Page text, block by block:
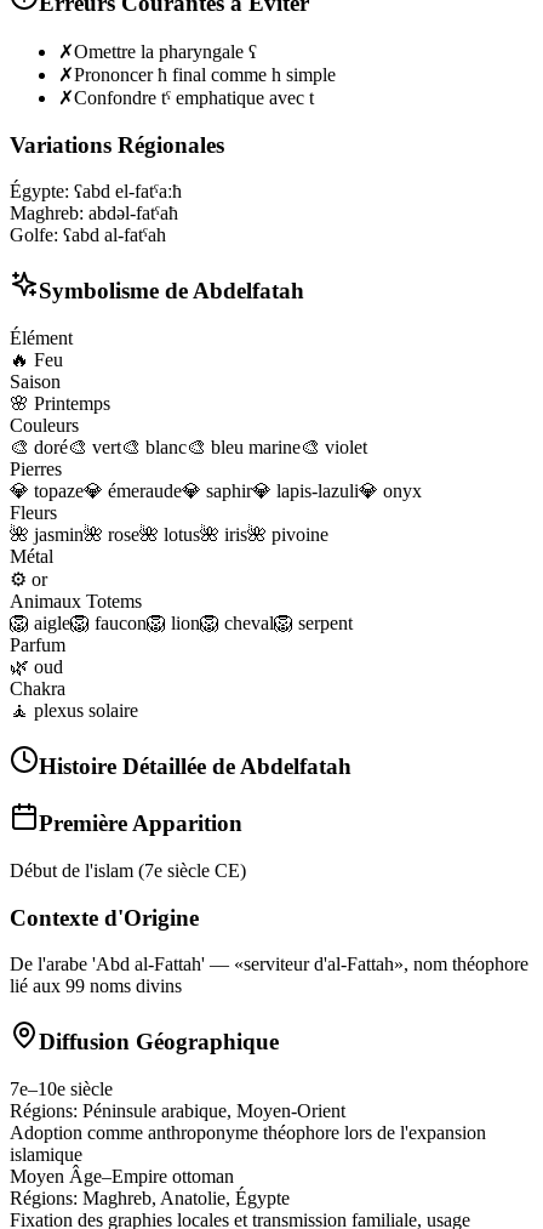
✗Omettre la pharyngale ʕ
✗Prononcer ħ final comme h simple
✗Confondre tˤ emphatique avec t
Variations Régionales
Égypte: ʕabd el-fatˤaːħ
Maghreb: abdəl-fatˤaħ
Golfe: ʕabd al-fatˤah
Symbolisme de Abdelfatah
Élément
🔥 Feu
Saison
🌸 Printemps
Couleurs
🎨 doré🎨 vert🎨 blanc🎨 bleu marine🎨 violet
Pierres
💎 topaze💎 émeraude💎 saphir💎 lapis-lazuli💎 onyx
Fleurs
🌺 jasmin🌺 rose🌺 lotus🌺 iris🌺 pivoine
Métal
⚙️ or
Animaux Totems
🦁 aigle🦁 faucon🦁 lion🦁 cheval🦁 serpent
Parfum
🌿 oud
Chakra
🧘 plexus solaire
Histoire Détaillée de Abdelfatah
Première Apparition
Début de l'islam (7e siècle CE)
Contexte d'Origine
De l'arabe 'Abd al‑Fattah' — «serviteur d'al‑Fattah», nom théophore
lié aux 99 noms divins
Diffusion Géographique
7e–10e siècle
Régions: Péninsule arabique, Moyen-Orient
Adoption comme anthroponyme théophore lors de l'expansion
islamique
Moyen Âge–Empire ottoman
Régions: Maghreb, Anatolie, Égypte
Fixation des graphies locales et transmission familiale, usage